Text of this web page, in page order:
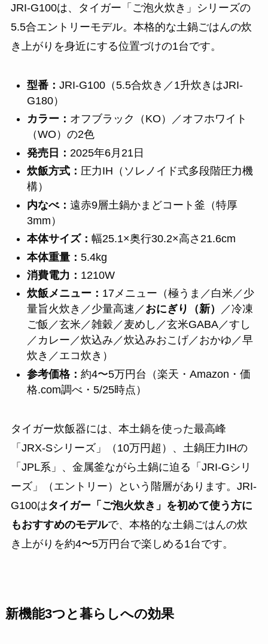
JRI-G100は、タイガー「ご泡火炊き」シリーズの
5.5合エントリーモデル。本格的な土鍋ごはんの炊
き上がりを身近にする位置づけの1台です。
型番： JRI-G100（5.5合炊き／1升炊きはJRI-
G180）
カラー： オフブラック（KO）／オフホワイト
（WO）の2色
発売日： 2025年6月21日
炊飯方式： 圧力IH（ソレノイド式多段階圧力機
構）
内なべ： 遠赤9層土鍋かまどコート釜（特厚
3mm）
本体サイズ： 幅25.1×奥行30.2×高さ21.6cm
本体重量： 5.4kg
消費電力： 1210W
炊飯メニュー： 17メニュー（極うま／白米／少
量旨火炊き／少量高速／ おにぎり（新）
／冷凍
ご飯／玄米／雑穀／麦めし／玄米GABA／すし
／カレー／炊込み／炊込みおこげ／おかゆ／早
炊き／エコ炊き）
参考価格： 約4〜5万円台（楽天・Amazon・価
格.com調べ・5/25時点）
タイガー炊飯器には、本土鍋を使った最高峰
「JRX-Sシリーズ」（10万円超）、土鍋圧力IHの
「JPL系」、金属釜ながら土鍋に迫る「JRI-Gシリ
ーズ」（エントリー）という階層があります。JRI-
G100はタイガー「ご泡火炊き」を初めて使う方に
もおすすめのモデルで、本格的な土鍋ごはんの炊
き上がりを約4〜5万円台で楽しめる1台です。
新機能3つと暮らしへの効果